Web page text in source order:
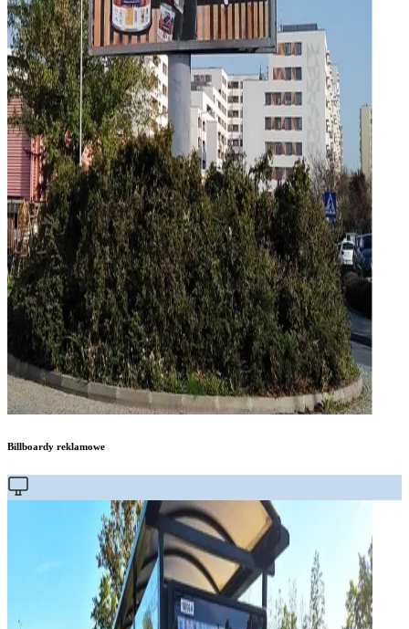
Billboardy reklamowe